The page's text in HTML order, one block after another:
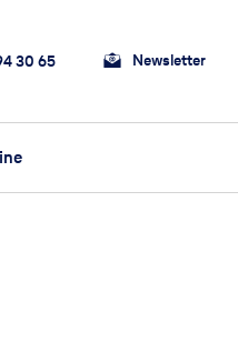
30 65 Newsletter